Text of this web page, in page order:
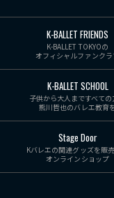
K-BALLET FRIENDS
K-BALLET TOKYOの
オフィシャルファンク
K-BALLET SCHOOL
子供から大人まですべての
熊川哲也のバレエ教育
Stage Door
Kバレエの関連グッズを販
オンラインショップ